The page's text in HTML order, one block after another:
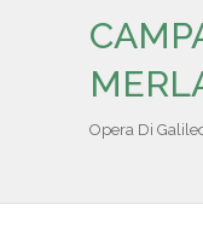
BIOGRAFIA
Opera Di